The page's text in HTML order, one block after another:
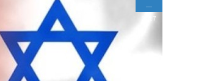
2017